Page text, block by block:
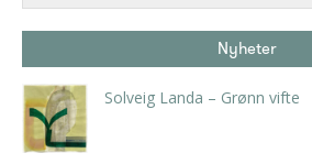
Nyheter
Solveig Landa – Grønn vifte